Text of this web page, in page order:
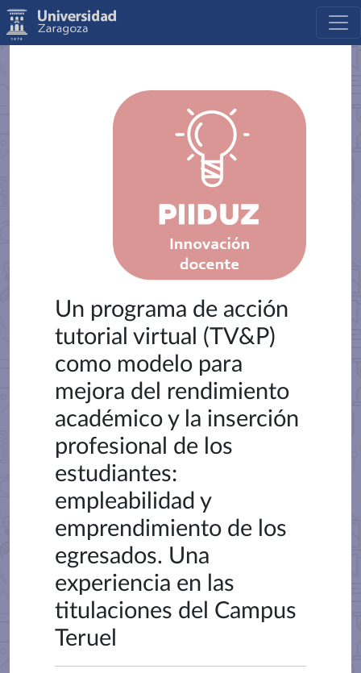
Un programa de acción
tutorial virtual (TV&P)
como modelo para
mejora del rendimiento
académico y la inserción
profesional de los
estudiantes:
empleabilidad y
emprendimiento de los
egresados. Una
experiencia en las
titulaciones del Campus
Teruel